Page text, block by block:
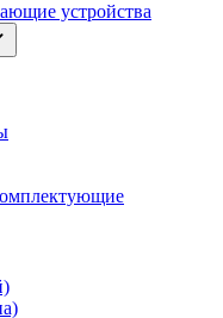
устройства